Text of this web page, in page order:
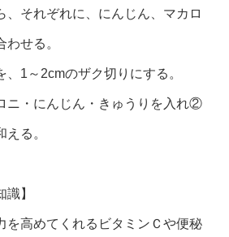
それぞれに、にんじん、マカロ
せる。
1～2cmのザク切りにする。
ニ・にんじん・きゅうりを入れ②
る。
識】
を高めてくれるビタミンＣや便秘